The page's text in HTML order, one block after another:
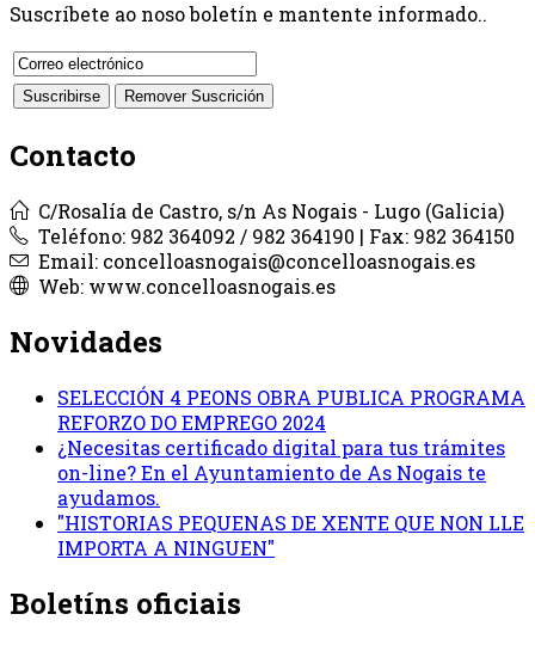
Suscríbete ao noso boletín e mantente informado..
Contacto
C/Rosalía de Castro, s/n As Nogais - Lugo (Galicia)
Teléfono: 982 364092 / 982 364190 | Fax: 982 364150
Email: concelloasnogais@concelloasnogais.es
Web: www.concelloasnogais.es
Novidades
SELECCIÓN 4 PEONS OBRA PUBLICA PROGRAMA
REFORZO DO EMPREGO 2024
¿Necesitas certificado digital para tus trámites
on-line? En el Ayuntamiento de As Nogais te
ayudamos.
"HISTORIAS PEQUENAS DE XENTE QUE NON LLE
IMPORTA A NINGUEN"
Boletíns oficiais